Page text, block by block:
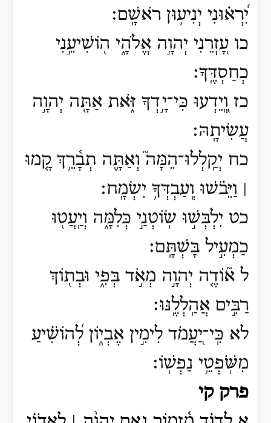
יִ֝רְא֗וּנִי יְנִיע֥וּן רֹאשָֽׁם׃
כו עָ֭זְרֵנִי יְהוָ֣ה אֱלֹהָ֑י ה֖וֹשִׁיעֵ֣נִי
כְחַסְדֶּֽךָ׃
כז וְֽ֭יֵדְעוּ כִּי־יָ֣דְךָ זֹּ֑את אַתָּ֖ה יְהוָ֣ה
עֲשִׂיתָֽהּ׃
כח יְקַֽלְלוּ־הֵמָּה֮ וְאַתָּ֪ה תְבָ֫רֵ֥ךְ קָ֤מוּ
׀ וַיֵּבֹ֗שׁוּ וְֽעַבְדְּךָ֥ יִשְׂמָֽח׃
כט יִלְבְּשׁ֣וּ שֽׂוֹטְנַ֣י כְּלִמָּ֑ה וְיַֽעֲט֖וּ
כַמְעִ֣יל בָּשְׁתָּֽם׃
ל א֘וֹדֶ֤ה יְהוָ֣ה מְאֹ֣ד בְּפִ֑י וּבְת֖וֹךְ
רַבִּ֣ים אֲהַֽלְלֶֽנּוּ׃
לא כִּֽי־יַ֭עֲמֹד לִימִ֣ין אֶבְי֑וֹן לְ֝הוֹשִׁ֗יעַ
מִשֹּֽׁפְטֵ֥י נַפְשֽׁוֹ׃
פרק קי